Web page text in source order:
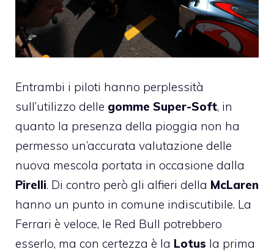
Entrambi i piloti hanno perplessità
sull’utilizzo delle gomme Super-Soft, in
quanto la presenza della pioggia non ha
permesso un’accurata valutazione delle
nuova mescola portata in occasione dalla
Pirelli. Di contro però gli alfieri della McLaren
hanno un punto in comune indiscutibile. La
Ferrari è veloce, le Red Bull potrebbero
esserlo, ma con certezza è la Lotus la prima